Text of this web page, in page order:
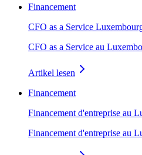
Financement
CFO as a Service
CFO as a Service au
Artikel lesen
Financement
Financement d'entreprise au
Financement d'entreprise au